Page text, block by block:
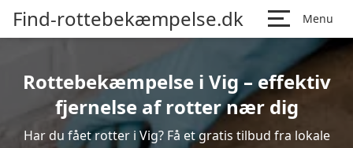
Find-rottebekæmpelse.dk Menu
Rottebekæmpelse i Vig – effektiv
fjernelse af rotter nær dig
Har du fået rotter i Vig? Få et gratis tilbud fra lokale